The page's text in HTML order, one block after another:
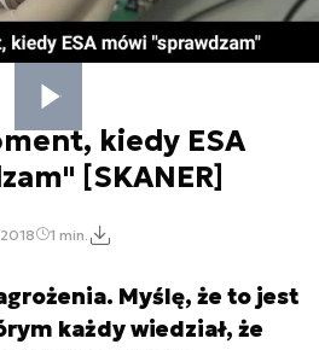
kiedy ESA
[SKANER]
1 min.
Myślę, że to jest
każdy wiedział, że